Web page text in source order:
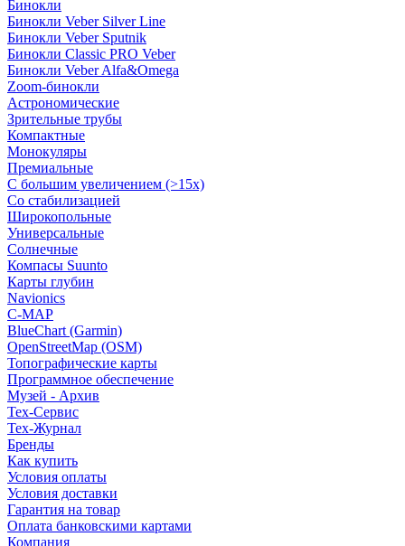
Бинокли
Бинокли Veber Silver Line
Бинокли Veber Sputnik
Бинокли Classic PRO Veber
Бинокли Veber Alfa&Omega
Zoom-бинокли
Астрономические
Зрительные трубы
Компактные
Монокуляры
Премиальные
С большим увеличением (>15x)
Со стабилизацией
Широкопольные
Универсальные
Солнечные
Компасы Suunto
Карты глубин
Navionics
C-MAP
BlueChart (Garmin)
OpenStreetMap (OSM)
Топографические карты
Программное обеспечение
Музей - Архив
Tex-Сервис
Тех-Журнал
Бренды
Как купить
Условия оплаты
Условия доставки
Гарантия на товар
Оплата банковскими картами
Компания